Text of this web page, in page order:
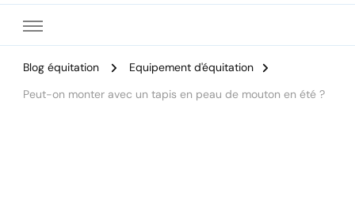
Blog équitation
Equipement d'équitation
Peut-on monter avec un tapis en peau de mouton en été ?